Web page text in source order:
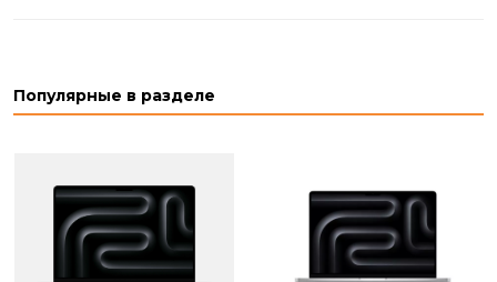
Популярные в разделе